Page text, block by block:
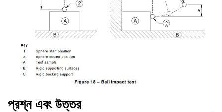
প্রশ্ন এবং উত্তর